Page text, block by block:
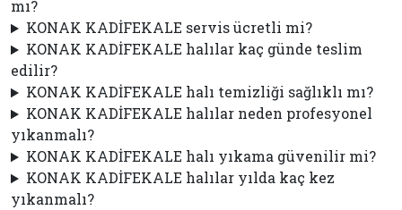
mı?
KONAK KADİFEKALE servis ücretli mi?
KONAK KADİFEKALE halılar kaç günde teslim
edilir?
KONAK KADİFEKALE halı temizliği sağlıklı mı?
KONAK KADİFEKALE halılar neden profesyonel
yıkanmalı?
KONAK KADİFEKALE halı yıkama güvenilir mi?
KONAK KADİFEKALE halılar yılda kaç kez
yıkanmalı?